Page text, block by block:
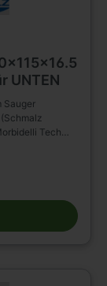
UNTEN
Sauger
Tech